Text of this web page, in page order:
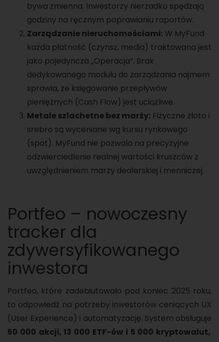
bywa zmienna. Inwestorzy nierzadko spędzają
godziny na ręcznym poprawianiu raportów.
Zarządzanie nieruchomościami: W MyFund
każda płatność (czynsz, media) traktowana jest
jako pojedyncza „Operacja”. Brak
dedykowanego modułu do zarządzania najmem
sprawia, że księgowanie przepływów
pieniężnych (Cash Flow) jest uciążliwe.
Metale szlachetne bez marży: Fizyczne złoto i
srebro są wyceniane wg kursu rynkowego
(spot). MyFund nie pozwala na precyzyjne
odzwierciedlenie realnej wartości kruszców z
uwzględnieniem marży dealerskiej i menniczej.
Portfeo – nowoczesny
tracker dla
zdywersyfikowanego
inwestora
Portfeo, które zadebiutowało pod koniec 2025 roku,
to odpowiedź na potrzeby inwestorów ceniących UX
(User Experience) i automatyzację. System obsługuje
50 000 akcji, 13 000 ETF-ów i 5 000 kryptowalut,